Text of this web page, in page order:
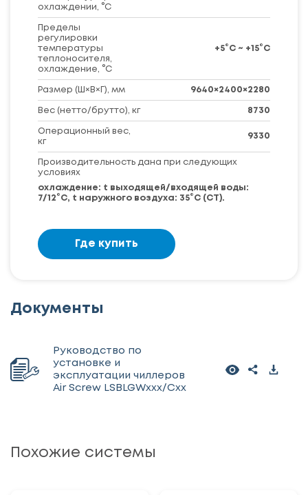
охлаждении, °C
Пределы
регулировки
температуры
теплоносителя,
охлаждение, °C
+5°C ~ +15°C
Размер (Ш×В×Г), мм 9640×2400×2280
Вес (нетто/брутто), кг 8730
Операционный вес,
кг
9330
Производительность дана при следующих
условиях
охлаждение: t выходящей/входящей воды:
7/12°С, t наружного воздуха: 35°С (СТ).
Где купить
Документы
Руководство по
установке и
эксплуатации чиллеров
Air Screw LSBLGWxxx/Cxx
Похожие системы